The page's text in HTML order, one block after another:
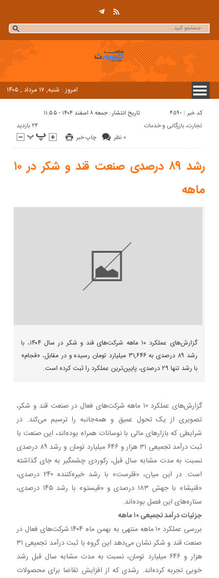
امروز : شنبه, ۱۷ مرداد , ۱۴۰۵
کد خبر : 4590 تاریخ انتشار : جمعه ۸ اسفند ۱۴۰۴ - ۱۱:۵۵
چاپ خبر 0 نظر
تجارت، بازرگانی و خدمات 24 بازدید
رشد ۸۹ درصدی صنعت قند و شکر در ۱۰
ماهه
گزارش‌های عملکرد ۱۰ ماهه شرکت‌های قند و شکر در سال ۱۴۰۴، با
رشد ۸۹ درصدی به ۳۱,۶۴۶ میلیارد تومان رسیده و در مقابل، «قجام»
با رشد تنها ۲۹ درصدی، پایین‌ترین عملکرد را ثبت کرده است.
گزارش‌های عملکرد ۱۰ ماهه شرکت‌های فعال در صنعت قند و شکر،
تصویری از یک تحول عمیق و همه‌جانبه را ترسیم می‌کند. در
شرایطی که بازارهای مالی با نوسانات همراه بوده‌اند، این صنعت با
ثبت درآمد تجمیعی ۳۱ هزار و ۶۴۶ میلیارد تومان و رشد ۸۹ درصدی
نسبت به مدت مشابه سال قبل، رکوردی چشمگیر به جای گذاشته
است. در این میان، «قلرست» با رشد خیره‌کننده ۲۴۰ درصدی،
«قنیشا» با جهش ۱۸۳ درصدی و «قیستو» با رشد ۱۴۵ درصدی،
ستاره‌های این فصل بوده‌اند.
جزئیات درآمد تجمیعی ۱۰ ماهه
بررسی عملکرد ۱۰ ماهه منتهی به بهمن ماه ۱۴۰۴ شرکت‌های فعال در
صنعت قند و شکر نشان می‌دهد این گروه با ثبت درآمد تجمیعی ۳۱
هزار و ۶۴۶ میلیارد تومان، نسبت به مدت مشابه سال قبل رشد
خوبی تجربه کرده‌اند. رشدی که از افزایش تقاضا برای محصولات